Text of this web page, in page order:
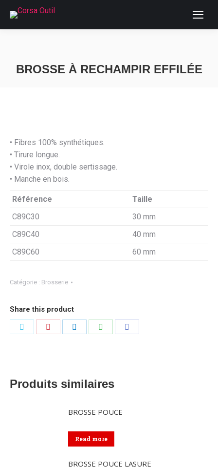
BROSSE À RECHAMPIR EFFILÉE
• Fibres 100% synthétiques.
• Tirure longue.
• Virole inox, double sertissage.
• Manche en bois.
Référence
Taille
C89C30
30 mm
C89C40
40 mm
C89C60
60 mm
Catégorie : Brosserie
Share this product
Partager Partager Partager Partager
Produits similaires
BROSSE POUCE
Read more
BROSSE POUCE LASURE